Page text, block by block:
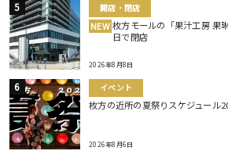
開店・閉店
NEW 枚方モールの「果汁工房 果
日で閉店
2026年8月8日
イベント
枚方の近所の夏祭りスケジュール
2026年8月6日